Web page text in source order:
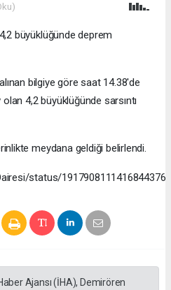
büyüklüğünde deprem
bilgiye göre saat 14.38'de
4,2 büyüklüğünde sarsıntı
meydana geldiği belirlendi.
status/1917908111416844376
Ajansı (İHA), Demirören